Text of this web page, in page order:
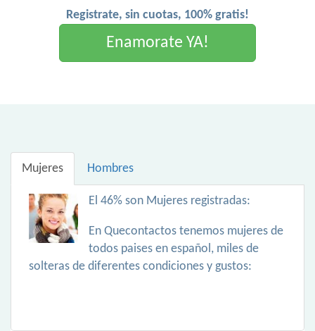
Registrate, sin cuotas, 100% gratis!
Enamorate YA!
Mujeres Hombres
El 46% son Mujeres registradas:
En Quecontactos tenemos mujeres de
todos paises en español, miles de
solteras de diferentes condiciones y gustos: